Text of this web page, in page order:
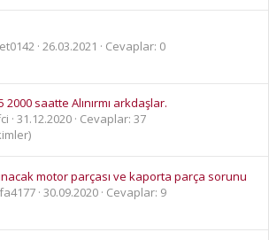
26.03.2021
Cevaplar: 0
2000 saatte Alınırmı arkdaşlar.
31.12.2020 Cevaplar: 37
motor parçası ve kaporta parça sorunu
30.09.2020 Cevaplar: 9